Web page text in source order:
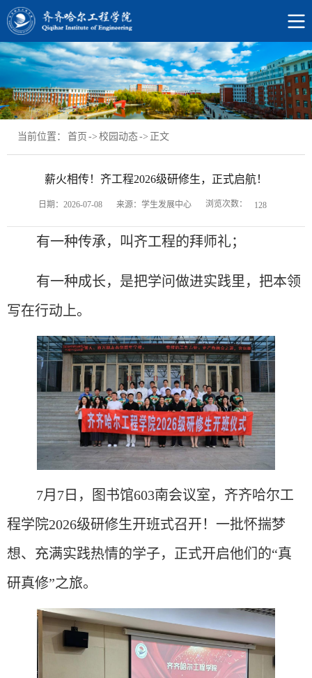
当前位置： 首页 -> 校园动态-> 正文
薪火相传！齐工程2026级研修生，正式启航！
日期：2026-07-08 来源：学生发展中心 浏览次数： 128
有一种传承，叫齐工程的拜师礼；
有一种成长，是把学问做进实践里，把本领
写在行动上。
7月7日，图书馆603南会议室，齐齐哈尔工
程学院2026级研修生开班式召开！一批怀揣梦
想、充满实践热情的学子，正式开启他们的“真
研真修”之旅。